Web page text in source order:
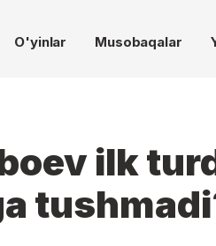
O'yinlar Musobaqalar
ilk